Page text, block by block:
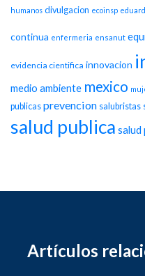
humanos divulgacion ecoinsp
continua enfermeria ensanut
evidencia cientifica innovacion
medio ambiente mexico
publicas prevencion salubristas
salud publica salud
Artículos